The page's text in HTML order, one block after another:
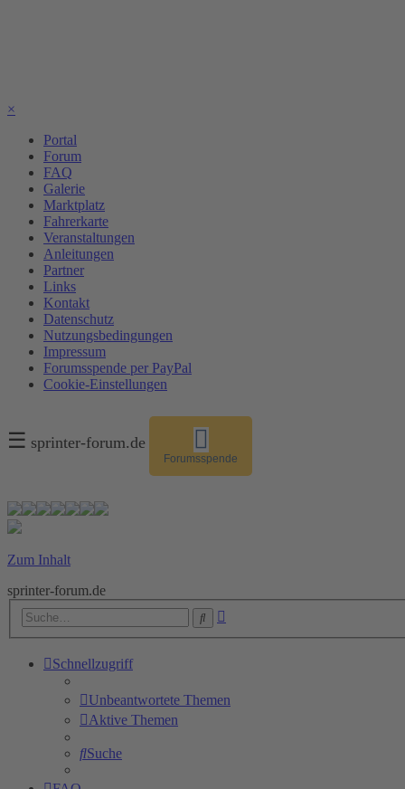
×
Portal
Forum
FAQ
Galerie
Marktplatz
Fahrerkarte
Veranstaltungen
Anleitungen
Partner
Links
Kontakt
Datenschutz
Nutzungsbedingungen
Impressum
Forumsspende per PayPal
Cookie-Einstellungen
☰ sprinter-forum.de
Forumsspende
Zum Inhalt
sprinter-forum.de
Suche
Schnellzugriff
Unbeantwortete Themen
Aktive Themen
Suche